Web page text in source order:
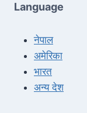
Language
नेपाल
अमेरिका
भारत
अन्य देश